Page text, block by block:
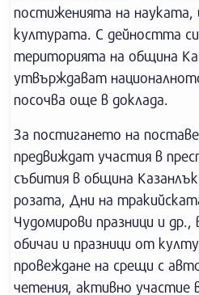
постиженията на науката,
културата. С дейността
територията на община
утвърждават
посочва още в доклада.
За постигането на
предвиждат участия в
събития в община
розата, Дни на
Чудомирови празници и
обичаи и празници от
провеждане на срещи с
четения, активно участие